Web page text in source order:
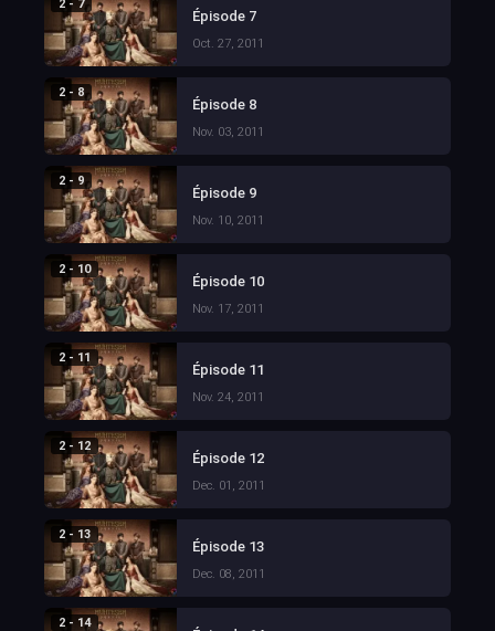
2 - 7
Épisode 7
Oct. 27, 2011
2 - 8
Épisode 8
Nov. 03, 2011
2 - 9
Épisode 9
Nov. 10, 2011
2 - 10
Épisode 10
Nov. 17, 2011
2 - 11
Épisode 11
Nov. 24, 2011
2 - 12
Épisode 12
Dec. 01, 2011
2 - 13
Épisode 13
Dec. 08, 2011
2 - 14